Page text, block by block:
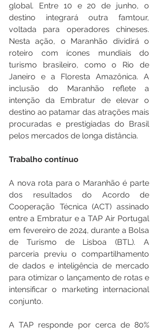
global. Entre 10 e 20 de junho, o
destino integrará outra famtour,
voltada para operadores chineses.
Nesta ação, o Maranhão dividirá o
roteiro com ícones mundiais do
turismo brasileiro, como o Rio de
Janeiro e a Floresta Amazônica. A
inclusão do Maranhão reflete a
intenção da Embratur de elevar o
destino ao patamar das atrações mais
procuradas e prestigiadas do Brasil
pelos mercados de longa distância.
Trabalho contínuo
A nova rota para o Maranhão é parte
dos resultados do Acordo de
Cooperação Técnica (ACT) assinado
entre a Embratur e a TAP Air Portugal
em fevereiro de 2024, durante a Bolsa
de Turismo de Lisboa (BTL). A
parceria previu o compartilhamento
de dados e inteligência de mercado
para otimizar o lançamento de rotas e
intensificar o marketing internacional
conjunto.
A TAP responde por cerca de 80%